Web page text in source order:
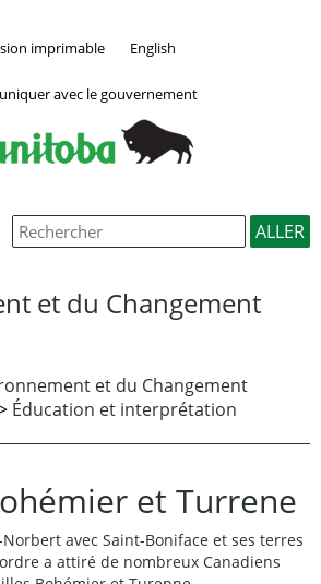
imprimable English
avec le gouvernement
et du Changement
et du Changement
Éducation et interprétation
et Turrene
avec Saint-Boniface et ses terres
a attiré de nombreux Canadiens